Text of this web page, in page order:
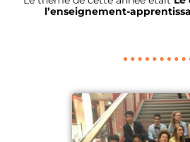
l’enseignement-